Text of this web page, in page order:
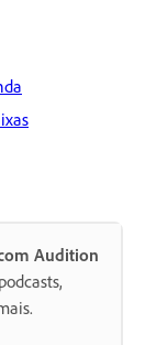
Audition